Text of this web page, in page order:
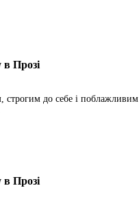
Прозі
строгим до себе і поблажливим
Прозі